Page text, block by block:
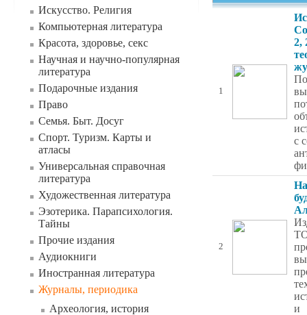
Искусство. Религия
Компьютерная литература
Красота, здоровье, секс
Научная и научно-популярная
литература
Подарочные издания
Право
Семья. Быт. Досуг
Спорт. Туризм. Карты и
атласы
Универсальная справочная
литература
Художественная литература
Эзотерика. Парапсихология.
Тайны
Прочие издания
Аудиокниги
Иностранная литература
Журналы, периодика
Археология, история
1
2,
с
2
и